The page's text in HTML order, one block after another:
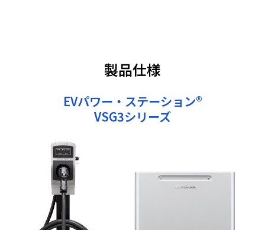
製品仕様
EVパワー・ステーション®
VSG3シリーズ